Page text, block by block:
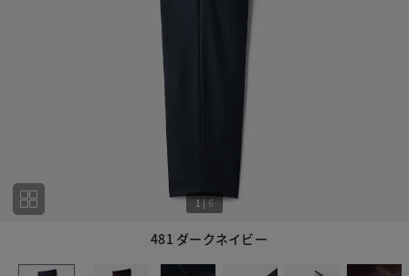
481 ダークネイビー
1 | 6
1 6